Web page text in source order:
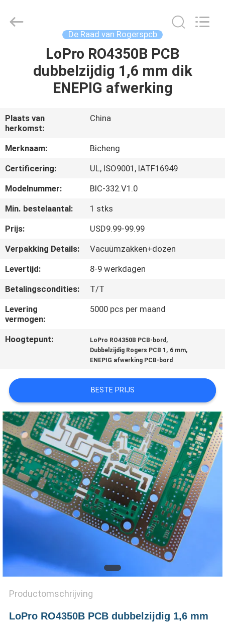
PRODUCTEN
VIDEO'S
OVER
ONS
KWALITEITSCONTROLE
NEEM
MET
ONS
GEVALLEN
SITEMAP
PRIVACYBELEID
Technology
De Raad van Rogerspcb
LoPro RO4350B PCB
dubbelzijdig 1,6 mm dik
ENEPIG afwerking
Plaats van
herkomst:
China
Merknaam:
Bicheng
Certificering:
UL, ISO9001, IATF16949
Modelnummer:
BIC-332.V1.0
Min. bestelaantal:
1 stks
Prijs:
USD9.99-99.99
Verpakking Details:
Vacuümzakken+dozen
Levertijd:
8-9 werkdagen
Betalingscondities:
T/T
Levering
vermogen:
5000 pcs per maand
Hoogtepunt: LoPro RO4350B PCB-bord ,
Dubbelzijdig Rogers PCB 1 , 6 mm,
ENEPIG afwerking PCB-bord
BESTE PRIJS
Productomschrijving
LoPro RO4350B PCB dubbelzijdig 1,6 mm